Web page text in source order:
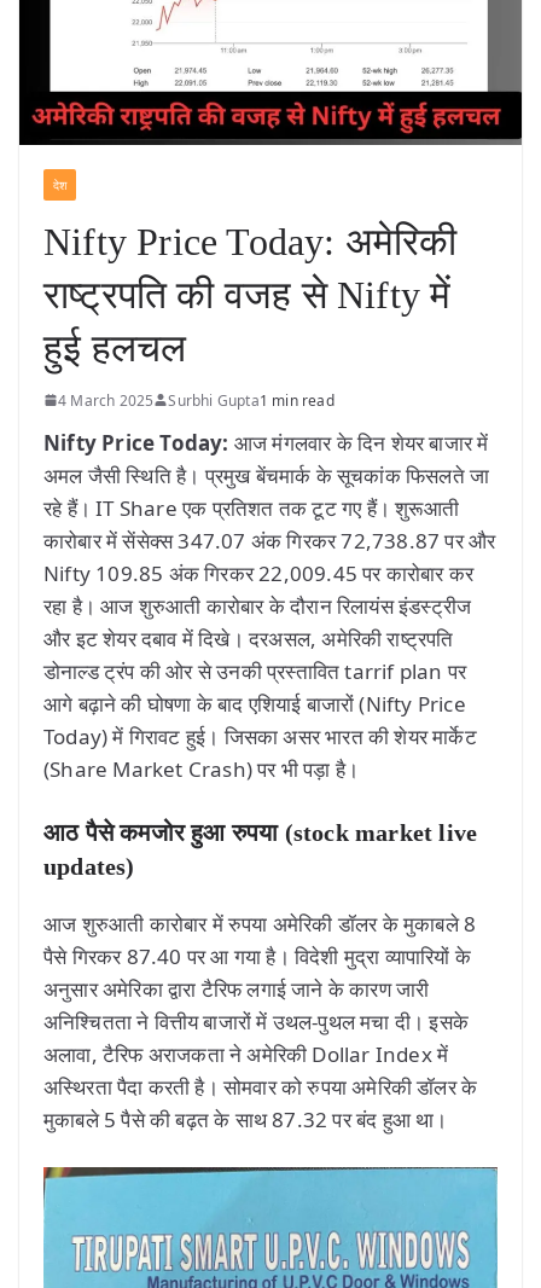
देश
Nifty Price Today: अमेरिकी
राष्ट्रपति की वजह से Nifty में
हुई हलचल
4 March 2025 Surbhi Gupta1 min read
Nifty Price Today: आज मंगलवार के दिन शेयर बाजार में
अमल जैसी स्थिति है। प्रमुख बेंचमार्क के सूचकांक फिसलते जा
रहे हैं। IT Share एक प्रतिशत तक टूट गए हैं। शुरूआती
कारोबार में सेंसेक्स 347.07 अंक गिरकर 72,738.87 पर और
Nifty 109.85 अंक गिरकर 22,009.45 पर कारोबार कर
रहा है। आज शुरुआती कारोबार के दौरान रिलायंस इंडस्ट्रीज
और इट शेयर दबाव में दिखे। दरअसल, अमेरिकी राष्ट्रपति
डोनाल्ड ट्रंप की ओर से उनकी प्रस्तावित tarrif plan पर
आगे बढ़ाने की घोषणा के बाद एशियाई बाजारों (Nifty Price
Today) में गिरावट हुई। जिसका असर भारत की शेयर मार्केट
(Share Market Crash) पर भी पड़ा है।
आठ पैसे कमजोर हुआ रुपया (stock market live
updates)
आज शुरुआती कारोबार में रुपया अमेरिकी डॉलर के मुकाबले 8
पैसे गिरकर 87.40 पर आ गया है। विदेशी मुद्रा व्यापारियों के
अनुसार अमेरिका द्वारा टैरिफ लगाई जाने के कारण जारी
अनिश्चितता ने वित्तीय बाजारों में उथल-पुथल मचा दी। इसके
अलावा, टैरिफ अराजकता ने अमेरिकी Dollar Index में
अस्थिरता पैदा करती है। सोमवार को रुपया अमेरिकी डॉलर के
मुकाबले 5 पैसे की बढ़त के साथ 87.32 पर बंद हुआ था।